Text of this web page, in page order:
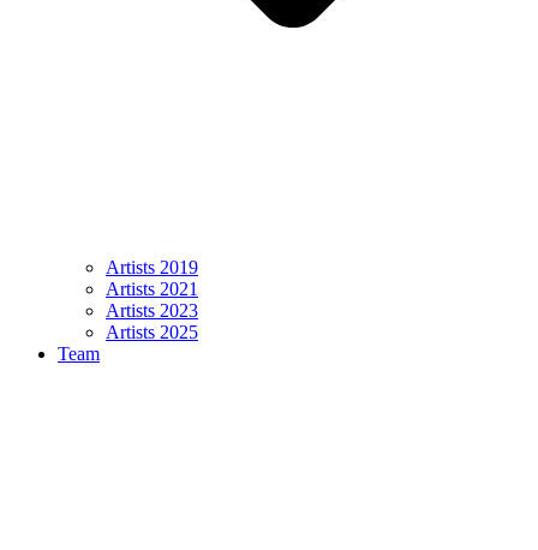
Artists 2019
Artists 2021
Artists 2023
Artists 2025
Team